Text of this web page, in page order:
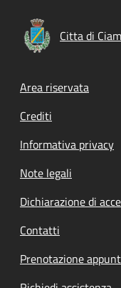
Citta di
Footer
Area riservata
Crediti
Informativa privacy
Note legali
Dichiarazione di
Contatti
Prenotazione